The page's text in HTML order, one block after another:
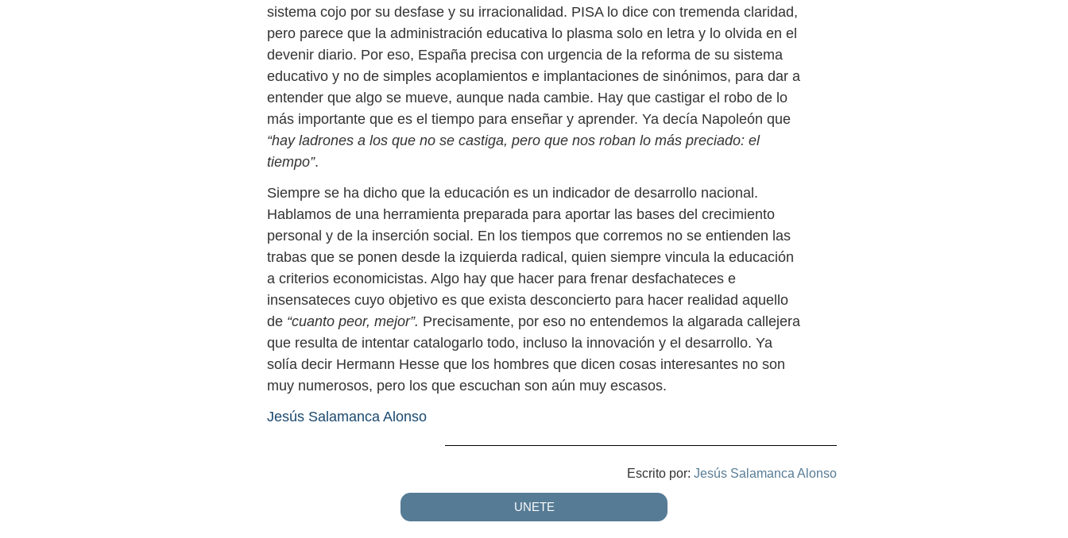
sistema cojo por su desfase y su irracionalidad. PISA lo dice con tremenda claridad,
pero parece que la administración educativa lo plasma solo en letra y lo olvida en el
devenir diario. Por eso, España precisa con urgencia de la reforma de su sistema
educativo y no de simples acoplamientos e implantaciones de sinónimos, para dar a
entender que algo se mueve, aunque nada cambie. Hay que castigar el robo de lo
más importante que es el tiempo para enseñar y aprender. Ya decía Napoleón que
“hay ladrones a los que no se castiga, pero que nos roban lo más preciado: el
tiempo”.
Siempre se ha dicho que la educación es un indicador de desarrollo nacional.
Hablamos de una herramienta preparada para aportar las bases del crecimiento
personal y de la inserción social. En los tiempos que corremos no se entienden las
trabas que se ponen desde la izquierda radical, quien siempre vincula la educación
a criterios economicistas. Algo hay que hacer para frenar desfachateces e
insensateces cuyo objetivo es que exista desconcierto para hacer realidad aquello
de “cuanto peor, mejor”. Precisamente, por eso no entendemos la algarada callejera
que resulta de intentar catalogarlo todo, incluso la innovación y el desarrollo. Ya
solía decir Hermann Hesse que los hombres que dicen cosas interesantes no son
muy numerosos, pero los que escuchan son aún muy escasos.
Jesús Salamanca Alonso
Escrito por: Jesús Salamanca Alonso
UNETE